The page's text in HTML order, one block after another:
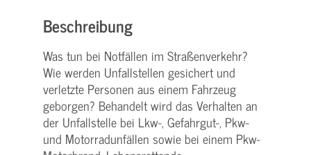
Beschreibung
Was tun bei Notfällen im Straßenverkehr?
Wie werden Unfallstellen gesichert und
verletzte Personen aus einem Fahrzeug
geborgen? Behandelt wird das Verhalten an
der Unfallstelle bei Lkw-, Gefahrgut-, Pkw-
und Motorradunfällen sowie bei einem Pkw-